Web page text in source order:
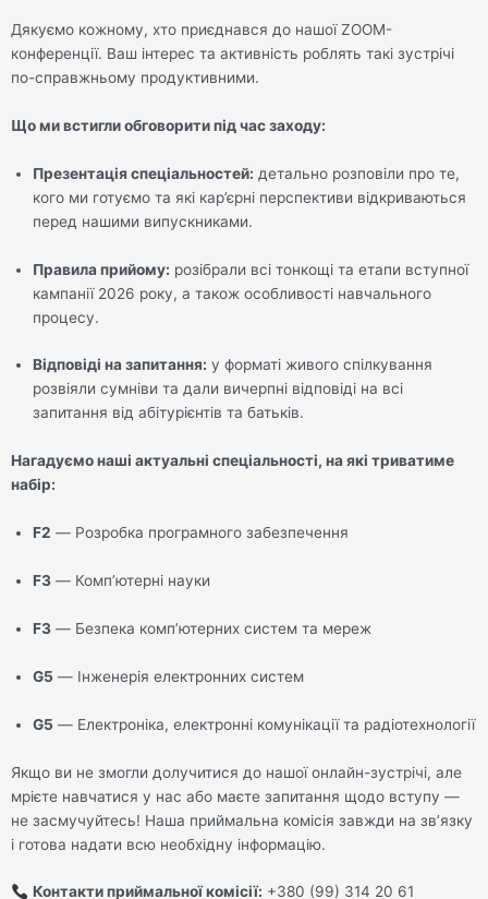
Дякуємо кожному, хто приєднався до нашої ZOOM-
конференції. Ваш інтерес та активність роблять такі зустрічі
по-справжньому продуктивними.
Що ми встигли обговорити під час заходу:
Презентація спеціальностей: детально розповіли про те,
кого ми готуємо та які кар’єрні перспективи відкриваються
перед нашими випускниками.
Правила прийому: розібрали всі тонкощі та етапи вступної
кампанії 2026 року, а також особливості навчального
процесу.
Відповіді на запитання: у форматі живого спілкування
розвіяли сумніви та дали вичерпні відповіді на всі
запитання від абітурієнтів та батьків.
Нагадуємо наші актуальні спеціальності, на які триватиме
набір:
F2 — Розробка програмного забезпечення
F3 — Комп’ютерні науки
F3 — Безпека комп’ютерних систем та мереж
G5 — Інженерія електронних систем
G5 — Електроніка, електронні комунікації та радіотехнології
Якщо ви не змогли долучитися до нашої онлайн-зустрічі, але
мрієте навчатися у нас або маєте запитання щодо вступу —
не засмучуйтесь! Наша приймальна комісія завжди на зв’язку
і готова надати всю необхідну інформацію.
Контакти приймальної комісії: +380 (99) 314 20 61